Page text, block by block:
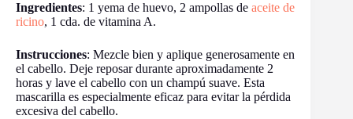
Ingredientes: 1 yema de huevo, 2 ampollas de aceite de
ricino, 1 cda. de vitamina A.
Instrucciones: Mezcle bien y aplique generosamente en
el cabello. Deje reposar durante aproximadamente 2
horas y lave el cabello con un champú suave. Esta
mascarilla es especialmente eficaz para evitar la pérdida
excesiva del cabello.